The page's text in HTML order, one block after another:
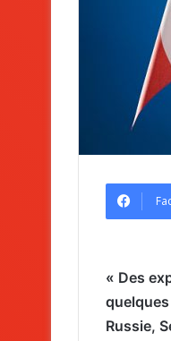
« Des
Russie,